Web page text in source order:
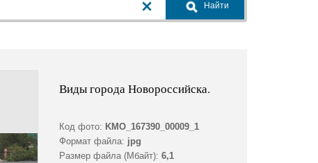
Найти
Виды города Новороссийска.
Код фото: KMO_167390_00009_1
Формат файла: jpg
Размер файла (Мбайт): 6,1